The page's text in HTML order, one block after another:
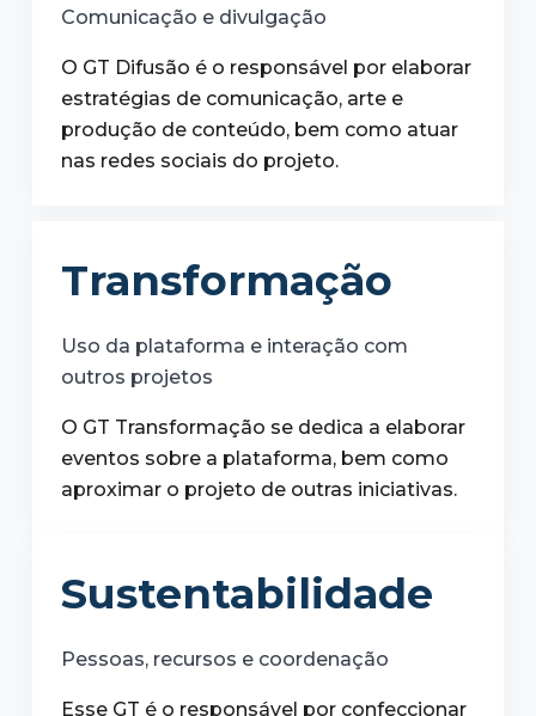
Comunicação e divulgação
O GT Difusão é o responsável por elaborar
estratégias de comunicação, arte e
produção de conteúdo, bem como atuar
nas redes sociais do projeto.
Transformação
Uso da plataforma e interação com
outros projetos
O GT Transformação se dedica a elaborar
eventos sobre a plataforma, bem como
aproximar o projeto de outras iniciativas.
Sustentabilidade
Pessoas, recursos e coordenação
Esse GT é o responsável por confeccionar